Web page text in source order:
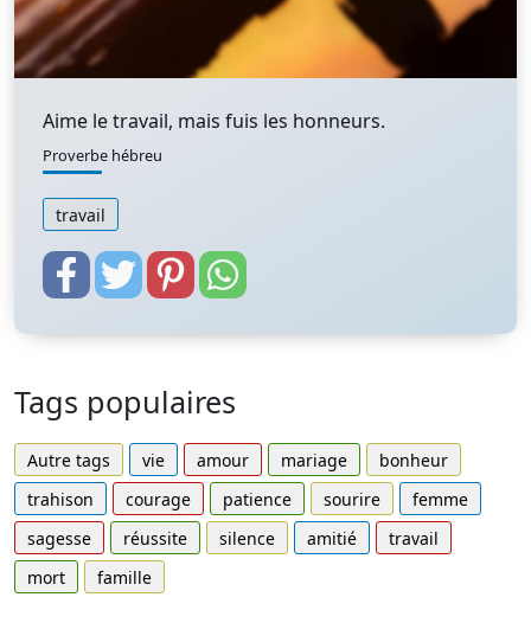
Aime le travail, mais fuis les honneurs.
Proverbe hébreu
travail
Tags populaires
Autre tags vie amour mariage
bonheur
trahison
courage patience sourire
femme
sagesse
réussite silence amitié
travail
mort
famille